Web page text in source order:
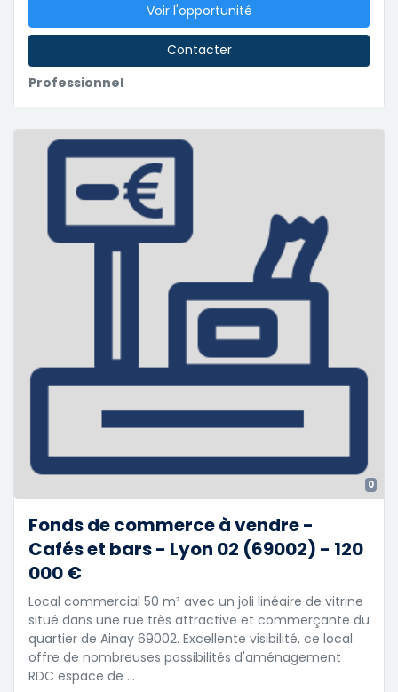
Professionnel
Voir l'opportunité
Contacter
0
Fonds de commerce à vendre -
Cafés et bars - Lyon 02 (69002) - 120
000 €
Local commercial 50 m² avec un joli linéaire de vitrine
situé dans une rue très attractive et commerçante du
quartier de Ainay 69002. Excellente visibilité, ce local
offre de nombreuses possibilités d'aménagement
RDC espace de …